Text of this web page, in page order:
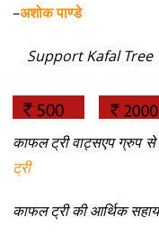
–अशोक पाण्डे
Support Kafal Tree
काफल ट्री वाट्सएप ग्रुप
ट्री
काफल ट्री की आर्थिक